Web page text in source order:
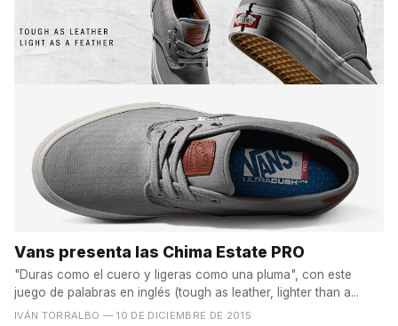
Vans presenta las Chima Estate PRO
"Duras como el cuero y ligeras como una pluma", con este
juego de palabras en inglés (tough as leather, lighter than a...
IVÁN TORRALBO — 10 DE DICIEMBRE DE 2015